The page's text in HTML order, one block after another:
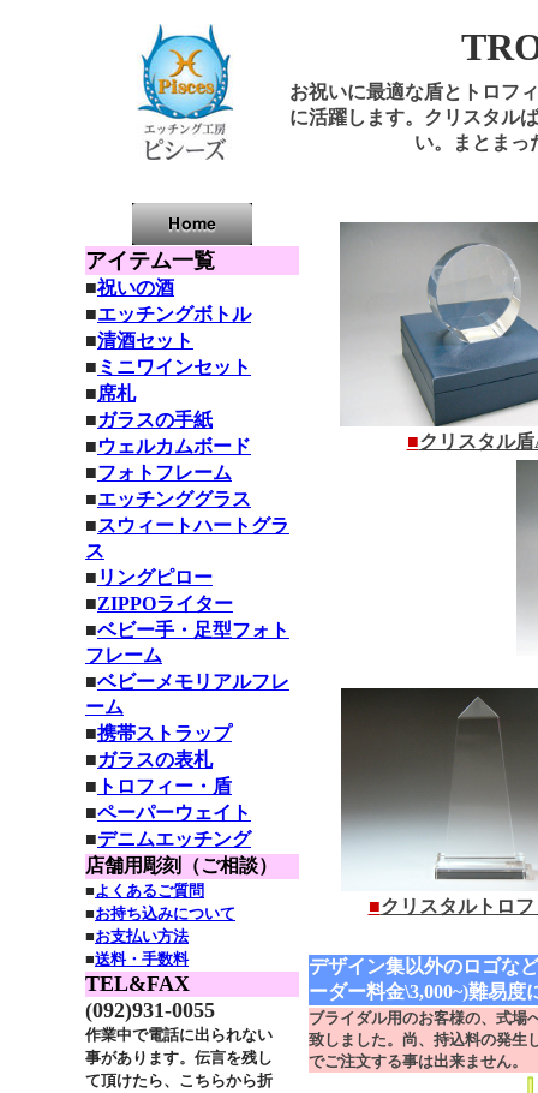
お祝いに最適な盾とトロフ
に活躍します。クリスタル
い。まとまっ
アイテム一覧
■祝いの酒
■エッチングボトル
■清酒セット
■ ミニワインセット
■席札
■ガラスの手紙
■ウェルカムボード
■フォトフレーム
■エッチンググラス
■スウィートハートグラ
ス
■ リングピロー
■ZIPPOライター
■ベビー手・足型フォト
フレーム
■ベビーメモリアルフレ
ーム
■携帯ストラップ
■ガラスの表札
■ トロフィー・盾
■ペーパーウェイト
■デニムエッチング
店舗用彫刻（ご相談）
■よくあるご質問
■お持ち込みについて
■お支払い方法
■送料・手数料
TEL&FAX
(092)931-0055
作業中で電話に出られない
事があります。伝言を残し
て頂けたら、こちらから折
■クリスタル
■クリスタルトロ
デザイン集以外のロゴな
ーダー料金\3,000~)難易度
ブライダル用のお客様の、式場
致しました。尚、持込料の発生
でご注文する事は出来ません。